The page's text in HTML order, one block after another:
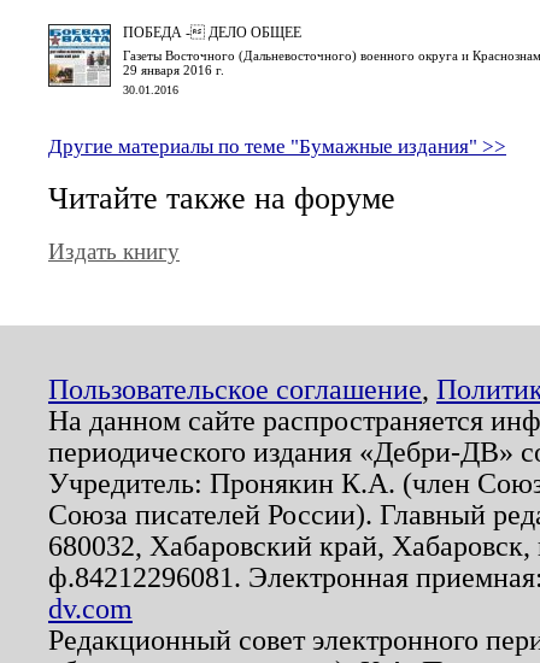
ПОБЕДА - ДЕЛО ОБЩЕЕ
Газеты Восточного (Дальневосточного) военного округа и
29 января 2016 г.
30.01.2016
Другие материалы по теме "Бумажные издания" >>
Читайте также на форуме
Издать книгу
Пользовательское соглашение,
На данном сайте распространяется
периодического издания «Дебри-ДВ»
Учредитель: Пронякин К.А. (член
Союза писателей России). Главный
680032, Хабаровский край,
ф.84212296081. Электронная
dv.com
Редакционный совет электронного